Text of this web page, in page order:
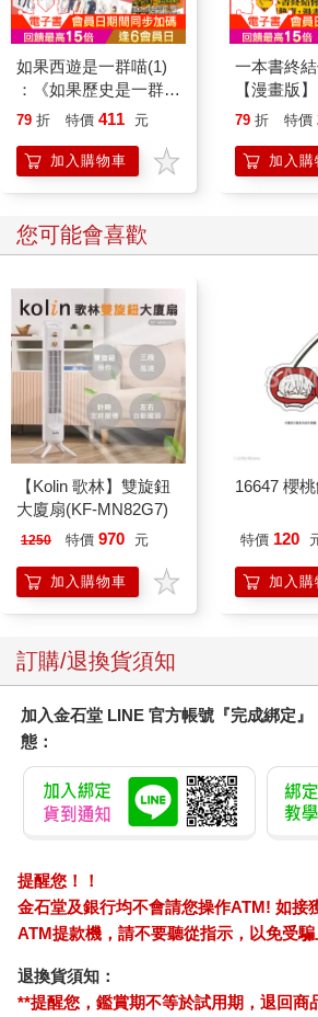
如果西遊是一群喵(1)
：《如果歷史是一群
喵》作者最新力作，附
79 折 特價 411 元
加入購物車
一本書終
【漫畫版
行動」打開
「行動派
學方法
79 折 特價
加入購
您可能會喜歡
【Kolin 歌林】雙旋鈕
大廈扇(KF-MN82G7)
1250 特價 970 元
加入購物車
16647 櫻
特價 120
加入購
訂購/退換貨須知
加入金石堂 LINE 官方帳號『完成綁定
態：
提醒您！！
金石堂及銀行均不會請您操作ATM! 如接
ATM提款機，請不要聽從指示，以免受騙
退換貨須知：
**提醒您，鑑賞期不等於試用期，退回商